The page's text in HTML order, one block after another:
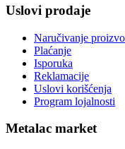
Uslovi prodaje
Naručivanje
Plaćanje
Isporuka
Reklamacije
Uslovi korišćenja
Program lojalnosti
Metalac market